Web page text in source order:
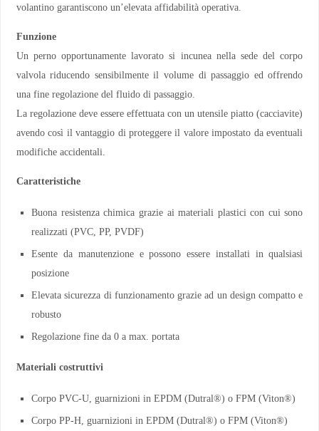
volantino garantiscono un’elevata affidabilità operativa.
Funzione
Un perno opportunamente lavorato si incunea nella sede del corpo
valvola riducendo sensibilmente il volume di passaggio ed offrendo
una fine regolazione del fluido di passaggio.
La regolazione deve essere effettuata con un utensile piatto (cacciavite)
avendo così il vantaggio di proteggere il valore impostato da eventuali
modifiche accidentali.
Caratteristiche
Buona resistenza chimica grazie ai materiali plastici con cui sono
realizzati (PVC, PP, PVDF)
Esente da manutenzione e possono essere installati in qualsiasi
posizione
Elevata sicurezza di funzionamento grazie ad un design compatto e
robusto
Regolazione fine da 0 a max. portata
Materiali costruttivi
Corpo PVC-U, guarnizioni in EPDM (Dutral®) o FPM (Viton®)
Corpo PP-H, guarnizioni in EPDM (Dutral®) o FPM (Viton®)